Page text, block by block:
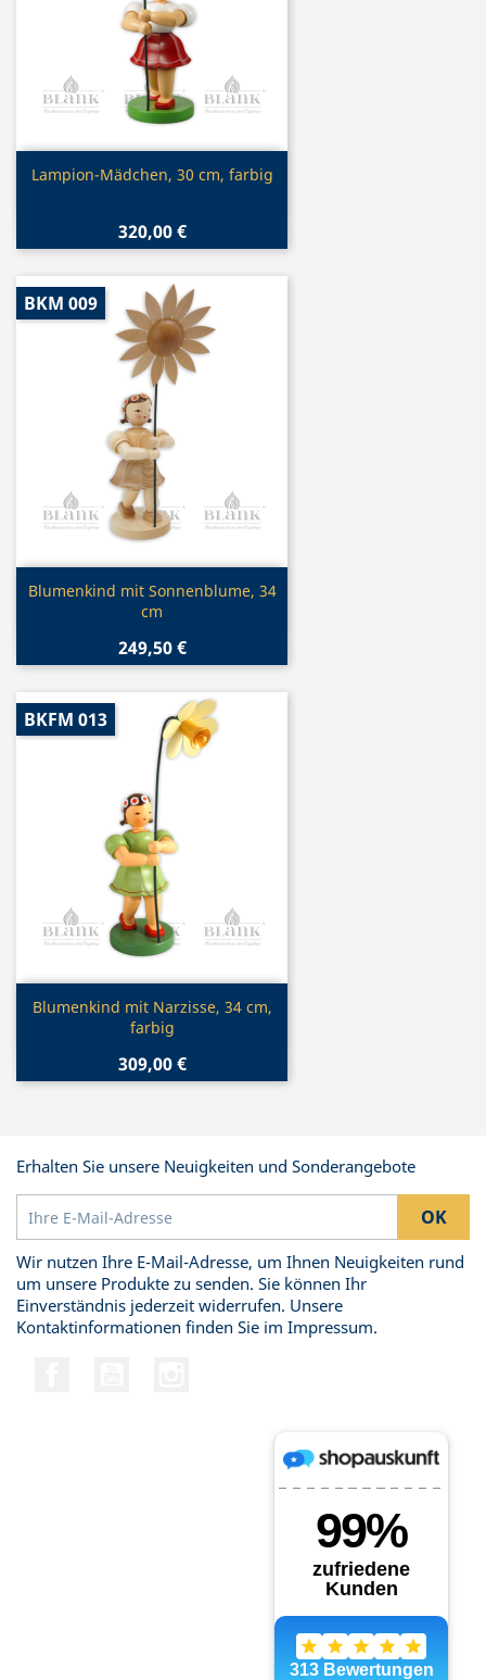
Vorschau
Lampion-Mädchen, 30 cm, farbig
320,00 €
Vorschau
Blumenkind mit Sonnenblume, 34
cm
249,50 €
BKM 009
 Vorschau
Blumenkind mit Narzisse, 34 cm,
farbig
309,00 €
BKFM 013
Erhalten Sie unsere Neuigkeiten und Sonderangebote
Wir nutzen Ihre E-Mail-Adresse, um Ihnen Neuigkeiten rund
um unsere Produkte zu senden. Sie können Ihr
Einverständnis jederzeit widerrufen. Unsere
Kontaktinformationen finden Sie im Impressum.